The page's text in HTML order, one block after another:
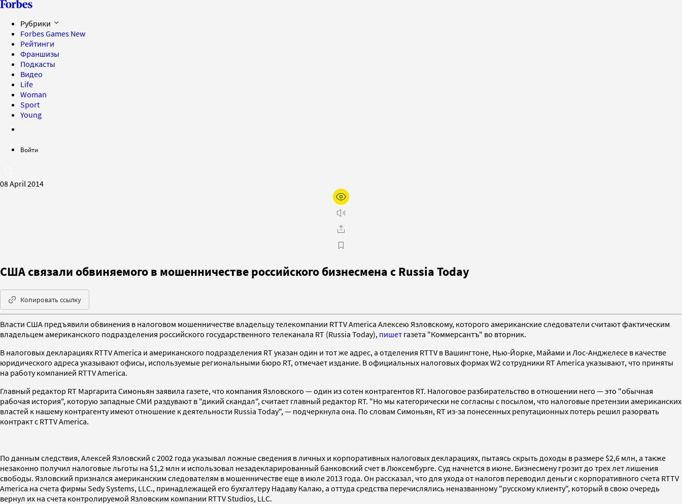
Рубрики
Forbes Games New
Рейтинги
Франшизы
Подкасты
Видео
Life
Woman
Sport
Young
Войти
08 April 2014
США связали обвиняемого в мошенничестве российского бизнесмена с Russia Today
Копировать ссылку
Власти США предъявили обвинения в налоговом мошенничестве владельцу телекомпании RTTV America Алексею Язловскому, которого американские следователи считают фактическим
владельцем американского подразделения российского государственного телеканала RT (Russia Today), пишет газета "Коммерсантъ" во вторник.
В налоговых декларациях RTTV America и американского подразделения RT указан один и тот же адрес, а отделения RTTV в Вашингтоне, Нью-Йорке, Майами и Лос-Анджелесе в качестве
юридического адреса указывают офисы, используемые региональными бюро RT, отмечает издание. В официальных налоговых формах W2 сотрудники RT America указывают, что приняты
на работу компанией RTTV America.
Главный редактор RT Маргарита Симоньян заявила газете, что компания Язловского — один из сотен контрагентов RT. Налоговое разбирательство в отношении него — это "обычная
рабочая история", которую западные СМИ раздувают в "дикий скандал", считает главный редактор RT. "Но мы категорически не согласны с посылом, что налоговые претензии американских
властей к нашему контрагенту имеют отношение к деятельности Russia Today", — подчеркнула она. По словам Симоньян, RT из-за понесенных репутационных потерь решил разорвать
контракт с RTTV America.
По данным следствия, Алексей Язловский с 2002 года указывал ложные сведения в личных и корпоративных налоговых декларациях, пытаясь скрыть доходы в размере $2,6 млн, а также
незаконно получил налоговые льготы на $1,2 млн и использовал незадекларированный банковский счет в Люксембурге. Суд начнется в июне. Бизнесмену грозит до трех лет лишения
свободы. Язловский признался американским следователям в мошенничестве еще в июле 2013 года. Он рассказал, что для ухода от налогов переводил деньги с корпоративного счета RTTV
America на счета фирмы Sedy Systems, LLC., принадлежащей его бухгалтеру Надаву Калаю, а оттуда средства перечислялись неназванному "русскому клиенту", который в свою очередь
вернул их на счета контролируемой Язловским компании RTTV Studios, LLC.